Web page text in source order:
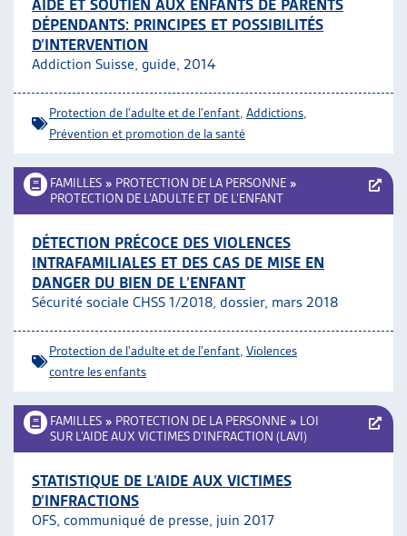
AIDE ET SOUTIEN AUX ENFANTS DE PARENTS
DÉPENDANTS: PRINCIPES ET POSSIBILITÉS
D’INTERVENTION
Addiction Suisse, guide, 2014
Protection de l'adulte et de l'enfant Addictions
Prévention et promotion de la santé
FAMILLES » PROTECTION DE LA PERSONNE »
PROTECTION DE L’ADULTE ET DE L’ENFANT
DÉTECTION PRÉCOCE DES VIOLENCES
INTRAFAMILIALES ET DES CAS DE MISE EN
DANGER DU BIEN DE L’ENFANT
Sécurité sociale CHSS 1/2018, dossier, mars 2018
Protection de l'adulte et de l'enfant Violences
contre les enfants
FAMILLES » PROTECTION DE LA PERSONNE » LOI
SUR L’AIDE AUX VICTIMES D’INFRACTION (LAVI)
STATISTIQUE DE L’AIDE AUX VICTIMES
D’INFRACTIONS
OFS, communiqué de presse, juin 2017